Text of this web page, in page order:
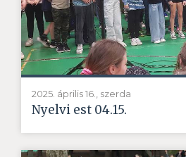
2025. április 16., szerda
Nyelvi est 04.15.